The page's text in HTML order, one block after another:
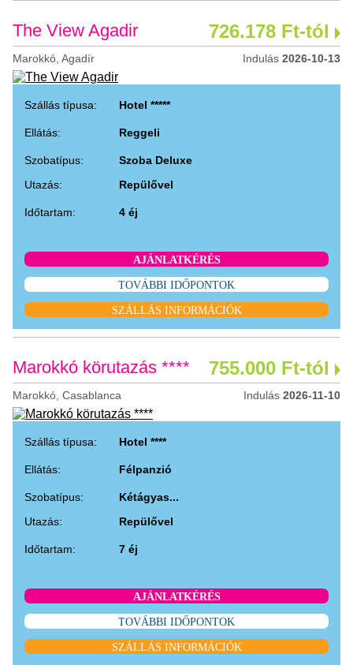
The View Agadir 726.178 Ft-tól
Marokkó, Agadír Indulás 2026-10-13
Szállás típusa: Hotel *****
Ellátás: Reggeli
Szobatípus:
Szoba Deluxe
Utazás:
Repülővel
Időtartam: 4 éj
AJÁNLATKÉRÉS
TOVÁBBI IDŐPONTOK
SZÁLLÁS INFORMÁCIÓK
Marokkó körutazás **** 755.000 Ft-tól
Marokkó, Casablanca Indulás 2026-11-10
Szállás típusa: Hotel ****
Ellátás: Félpanzió
Szobatípus:
Kétágyas...
Utazás:
Repülővel
Időtartam: 7 éj
AJÁNLATKÉRÉS
TOVÁBBI IDŐPONTOK
SZÁLLÁS INFORMÁCIÓK